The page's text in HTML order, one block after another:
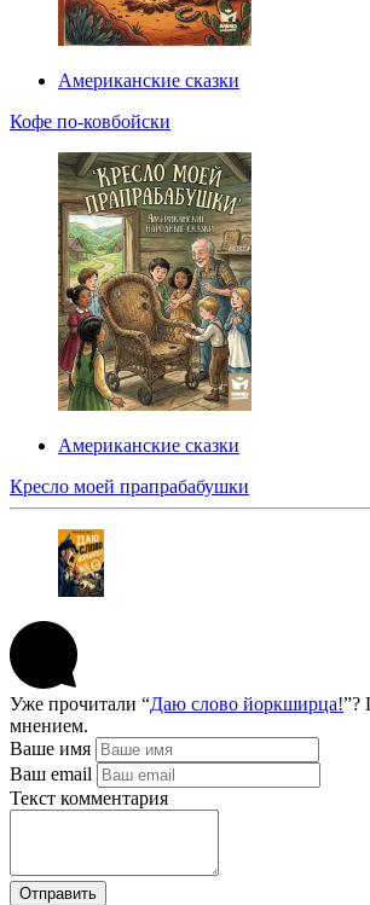
Американские сказки
Кофе по-ковбойски
Американские сказки
Кресло моей прапрабабушки
Уже прочитали “Даю слово йоркширца!”?
мнением.
Ваше имя
Ваш email
Текст комментария
Отправить